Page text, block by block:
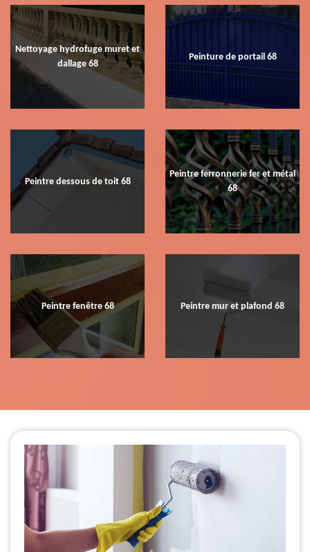
Nettoyage hydrofuge muret et
dallage 68
Peinture de portail 68
Peintre dessous de toit 68
Peintre ferronnerie fer et métal
68
Peintre fenêtre 68 Peintre mur et plafond 68